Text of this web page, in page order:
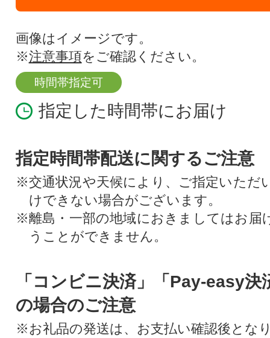
画像はイメージです。
※注意事項をご確認ください。
時間帯指定可
指定した時間帯にお届け
指定時間帯配送に関するご注意
※交通状況や天候により、ご指定いただ
けできない場合がございます。
※離島・一部の地域におきましてはお届
うことができません。
「コンビニ決済」「Pay-easy決
の場合のご注意
※お礼品の発送は、お支払い確認後とな